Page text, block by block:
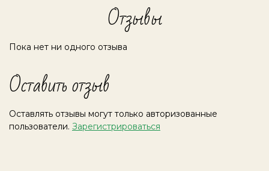
Отзывы
Пока нет ни одного отзыва
Оставить отзыв
Оставлять отзывы могут только авторизованные
пользователи. Зарегистрироваться